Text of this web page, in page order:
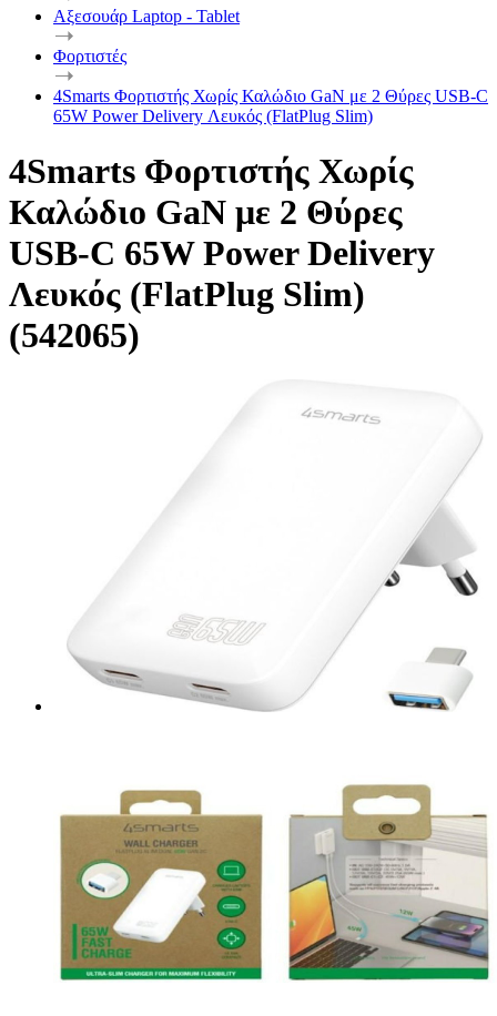
Αξεσουάρ Laptop - Tablet
Φορτιστές
4Smarts Φορτιστής Χωρίς Καλώδιο GaN με 2 Θύρες USB-C
65W Power Delivery Λευκός (FlatPlug Slim)
4Smarts Φορτιστής Χωρίς
Καλώδιο GaN με 2 Θύρες
USB-C 65W Power Delivery
Λευκός (FlatPlug Slim)
(542065)